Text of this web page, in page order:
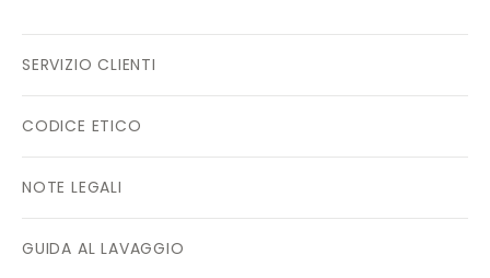
SERVIZIO CLIENTI
CODICE ETICO
NOTE LEGALI
GUIDA AL LAVAGGIO